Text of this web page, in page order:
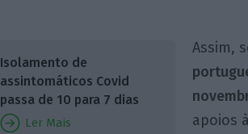
Isolamento de
assintomáticos Covid
passa de 10 para 7 dias
Ler Mais
Assim,
apoios